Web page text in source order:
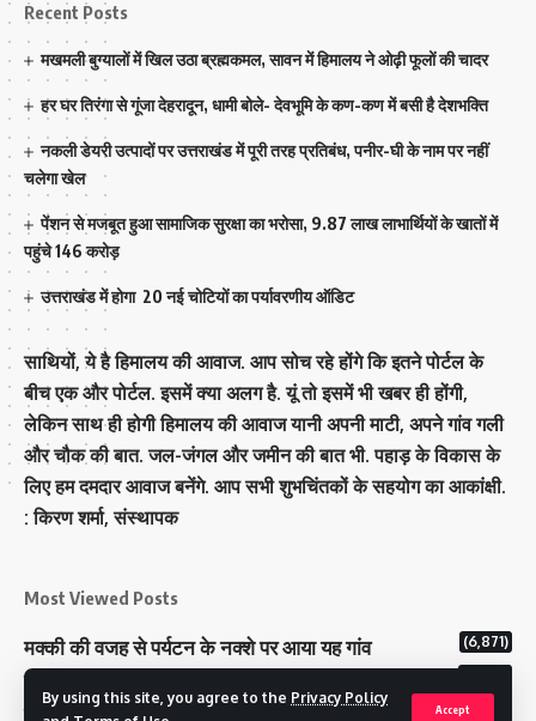
By using this site, you agree to the Privacy Policy
Accept
Recent Posts
मखमली बुग्यालों में खिल उठा ब्रह्मकमल, सावन में हिमालय ने ओढ़ी फूलों की चादर
हर घर तिरंगा से गूंजा देहरादून, धामी बोले- देवभूमि के कण-कण में बसी है देशभक्ति
नकली डेयरी उत्पादों पर उत्तराखंड में पूरी तरह प्रतिबंध, पनीर-घी के नाम पर नहीं
चलेगा खेल
पेंशन से मजबूत हुआ सामाजिक सुरक्षा का भरोसा, 9.87 लाख लाभार्थियों के खातों में
पहुंचे 146 करोड़
उत्तराखंड में होगा 20 नई चोटियों का पर्यावरणीय ऑडिट
साथियों, ये है हिमालय की आवाज. आप सोच रहे होंगे कि इतने पोर्टल के
बीच एक और पोर्टल. इसमें क्या अलग है. यूं तो इसमें भी खबर ही होंगी,
लेकिन साथ ही होगी हिमालय की आवाज यानी अपनी माटी, अपने गांव गली
और चौक की बात. जल-जंगल और जमीन की बात भी. पहाड़ के विकास के
लिए हम दमदार आवाज बनेंगे. आप सभी शुभचिंतकों के सहयोग का आकांक्षी.
: किरण शर्मा, संस्‍थापक
Most Viewed Posts
मक्‍की की वजह से पर्यटन के नक्‍शे पर आया यह गांव (6,871)
राज्य में 12 पी माइनस थ्री पोलिंग स्टेशन बनाए गए
टिहरी राजपरिवार के पास 200 करोड से अधिक की संपत्ति (5,204)